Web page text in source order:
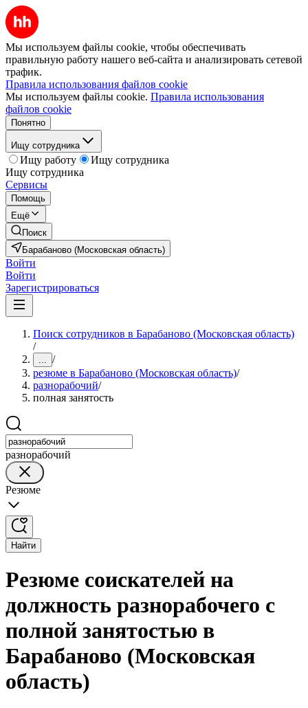
Мы используем файлы cookie, чтобы обеспечивать
правильную работу нашего веб-сайта и анализировать сетевой
трафик.
Правила использования файлов cookie
Мы используем файлы cookie. Правила использования
файлов cookie
Понятно
Ищу сотрудника
Ищу работу
Ищу сотрудника
Ищу сотрудника
Сервисы
Помощь
Ещё
Поиск
Барабаново (Московская область)
Войти
Войти
Зарегистрироваться
Поиск сотрудников в Барабаново (Московская область)
/
... /
резюме в Барабаново (Московская область)/
разнорабочий/
полная занятость
разнорабочий
Резюме
Найти
Резюме соискателей на
должность разнорабочего с
полной занятостью в
Барабаново (Московская
область)